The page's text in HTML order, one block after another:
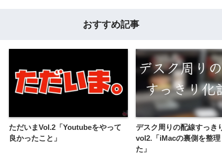
おすすめ記事
ただいまVol.2「Youtubeをやって
良かったこと」
デスク周りの配線すっき
vol2.「iMacの裏側を整理
た」